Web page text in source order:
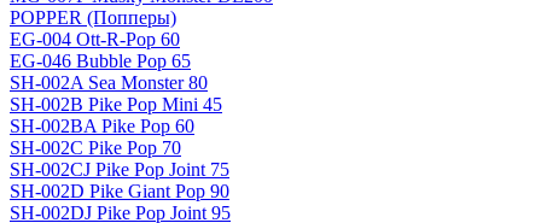
POPPER (Попперы)
EG-004 Ott-R-Pop 60
EG-046 Bubble Pop 65
SH-002A Sea Monster 80
SH-002B Pike Pop Mini 45
SH-002BA Pike Pop 60
SH-002C Pike Pop 70
SH-002CJ Pike Pop Joint 75
SH-002D Pike Giant Pop 90
SH-002DJ Pike Pop Joint 95